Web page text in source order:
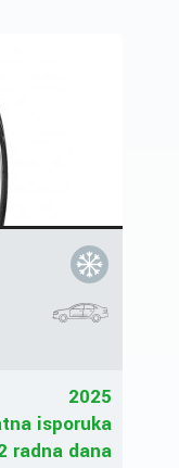
2025
isporuka
radna dana